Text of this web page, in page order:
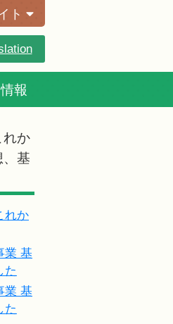
ト
報
れか
、基
れか
業 基
た
業 基
た